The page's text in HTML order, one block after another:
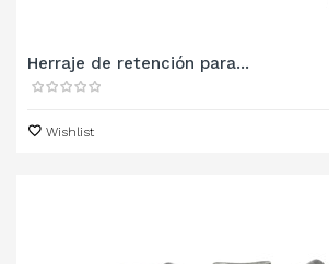
Herraje de retención para...
Wishlist